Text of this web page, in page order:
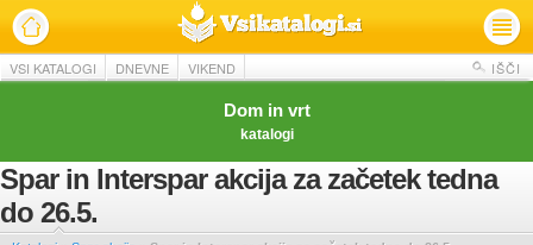
VSI KATALOGI DNEVNE VIKEND IŠČI
Dom in vrt
katalogi
Spar in Interspar akcija za začetek tedna
do 26.5.